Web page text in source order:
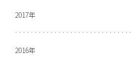
2017年
2016年